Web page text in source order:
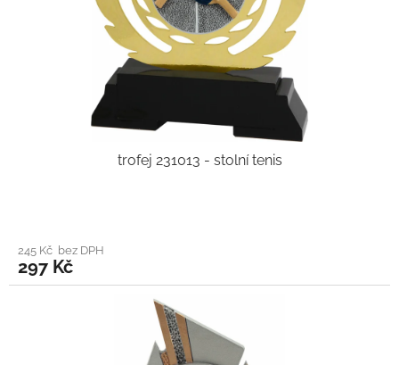
trofej 231013 - stolní tenis
245 Kč bez DPH
297 Kč